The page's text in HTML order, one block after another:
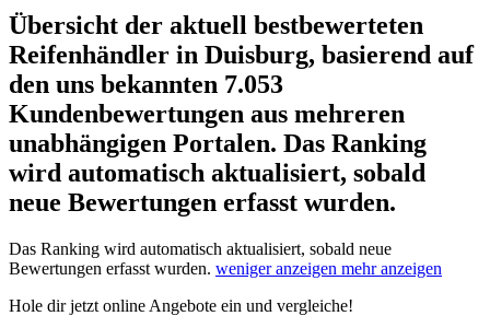
Übersicht der aktuell bestbewerteten
Reifenhändler in Duisburg, basierend auf
den uns bekannten 7.053
Kundenbewertungen aus mehreren
unabhängigen Portalen. Das Ranking
wird automatisch aktualisiert, sobald
neue Bewertungen erfasst wurden.
Das Ranking wird automatisch aktualisiert, sobald neue
Bewertungen erfasst wurden. weniger anzeigen mehr anzeigen
Hole dirjetzt online Angebote ein und vergleiche!